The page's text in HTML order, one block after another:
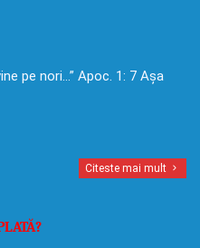
pe nori…” Apoc. 1: 7 Așa
Citeste mai mult